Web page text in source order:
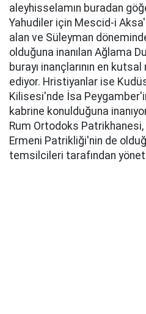
aleyhisselamın buradan
Yahudiler için Mescid-i
alan ve Süleyman
olduğuna inanılan Ağlama
burayı inançlarının en
ediyor. Hristiyanlar ise
Kilisesi'nde İsa
kabrine konulduğuna
Rum Ortodoks
Ermeni Patrikliği'nin de
temsilcileri tarafından